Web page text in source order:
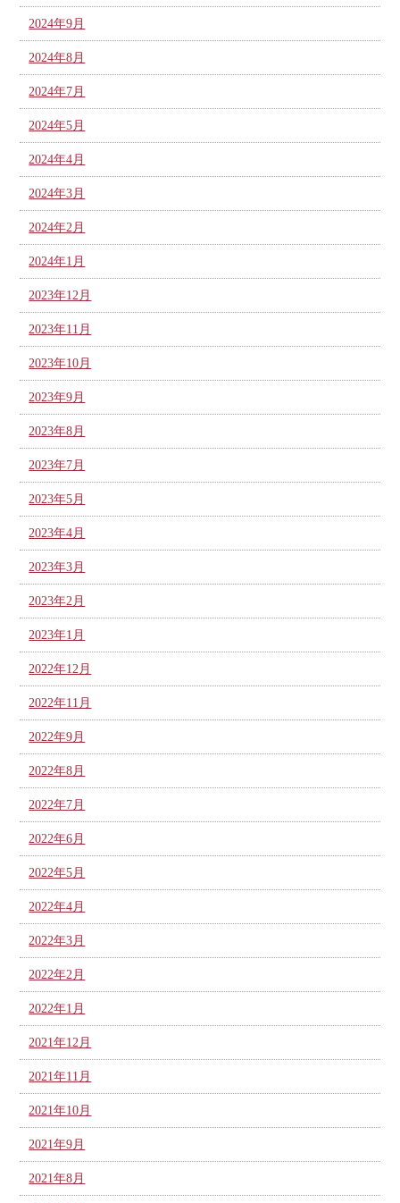
2024年9月
2024年8月
2024年7月
2024年5月
2024年4月
2024年3月
2024年2月
2024年1月
2023年12月
2023年11月
2023年10月
2023年9月
2023年8月
2023年7月
2023年5月
2023年4月
2023年3月
2023年2月
2023年1月
2022年12月
2022年11月
2022年9月
2022年8月
2022年7月
2022年6月
2022年5月
2022年4月
2022年3月
2022年2月
2022年1月
2021年12月
2021年11月
2021年10月
2021年9月
2021年8月